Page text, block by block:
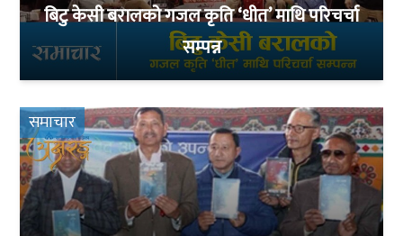
बिटु केसी बरालको गजल कृति ‘धीत’ माथि परिचर्चा
सम्पन्न
समाचार